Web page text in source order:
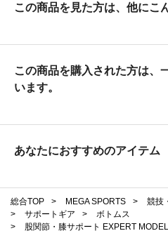
この商品を見た方は、他にこ
この商品を購入された方は、
います。
あなたにおすすめのアイテム
総合TOP > MEGA SPORTS > 競技
>
サポートギア >
ボトムス
>
股関節・膝サポート EXPERT